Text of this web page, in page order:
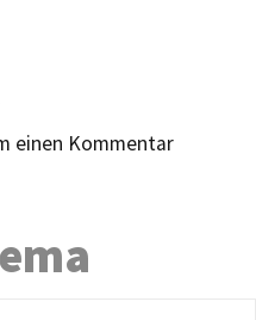
einen Kommentar